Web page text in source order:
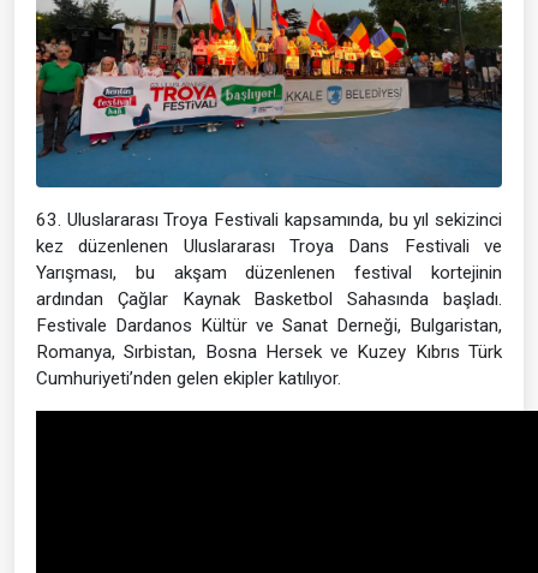
63. Uluslararası Troya Festivali kapsamında, bu yıl sekizinci
kez düzenlenen Uluslararası Troya Dans Festivali ve
Yarışması, bu akşam düzenlenen festival kortejinin
ardından Çağlar Kaynak Basketbol Sahasında başladı.
Festivale Dardanos Kültür ve Sanat Derneği, Bulgaristan,
Romanya, Sırbistan, Bosna Hersek ve Kuzey Kıbrıs Türk
Cumhuriyeti’nden gelen ekipler katılıyor.